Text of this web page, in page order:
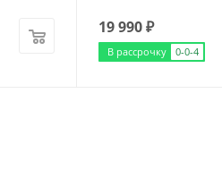
19 990₽
В рассрочку 0-0-4